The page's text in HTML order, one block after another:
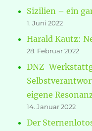
Sizilien – ein
1. Juni 2022
Harald Kautz:
28. Februar 2022
DNZ-
eigene
14. Januar 2022
Der